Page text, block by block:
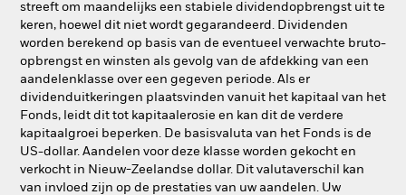
streeft om maandelijks een stabiele dividendopbrengst uit te
keren, hoewel dit niet wordt gegarandeerd. Dividenden
worden berekend op basis van de eventueel verwachte bruto-
opbrengst en winsten als gevolg van de afdekking van een
aandelenklasse over een gegeven periode. Als er
dividenduitkeringen plaatsvinden vanuit het kapitaal van het
Fonds, leidt dit tot kapitaalerosie en kan dit de verdere
kapitaalgroei beperken. De basisvaluta van het Fonds is de
US-dollar. Aandelen voor deze klasse worden gekocht en
verkocht in Nieuw-Zeelandse dollar. Dit valutaverschil kan
van invloed zijn op de prestaties van uw aandelen. Uw